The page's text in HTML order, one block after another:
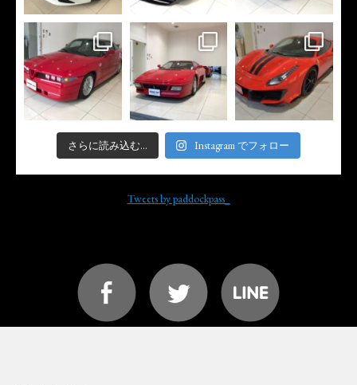
さらに読み込む... Instagram でフォロー
Tweets by paddockpass_